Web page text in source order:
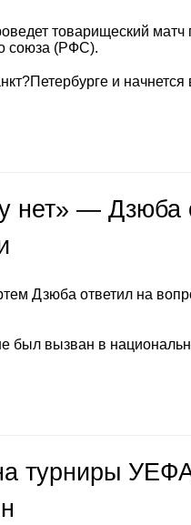
товарищеский
союза (РФС).
и начнется
нет» — Дзюба
Дзюба ответил на
был вызван в
турниры